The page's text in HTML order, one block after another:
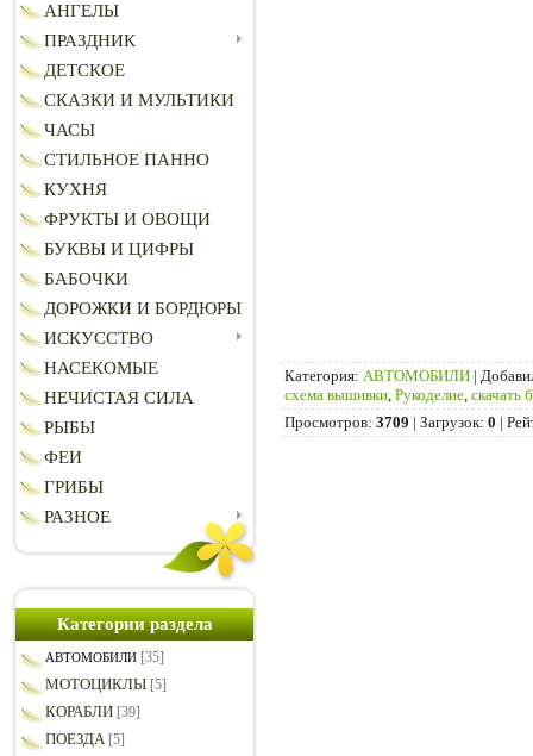
АНГЕЛЫ
ПРАЗДНИК
ДЕТСКОЕ
СКАЗКИ И МУЛЬТИКИ
ЧАСЫ
СТИЛЬНОЕ ПАННО
КУХНЯ
ФРУКТЫ И ОВОЩИ
БУКВЫ И ЦИФРЫ
БАБОЧКИ
ДОРОЖКИ И БОРДЮРЫ
ИСКУССТВО
НАСЕКОМЫЕ
НЕЧИСТАЯ СИЛА
РЫБЫ
ФЕИ
ГРИБЫ
РАЗНОЕ
Категории раздела
АВТОМОБИЛИ [35]
МОТОЦИКЛЫ [5]
КОРАБЛИ [39]
ПОЕЗДА [5]
Категория: АВТОМОБИЛИ |
схема вышивки Рукоделие скачать
Просмотров: 3709 | Загрузок: 0 |